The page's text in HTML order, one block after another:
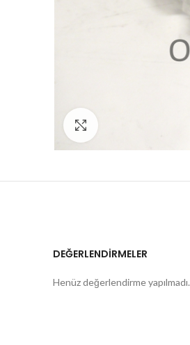
DEĞERLENDIRMELER
Henüz değerlendirme yapılmadı.